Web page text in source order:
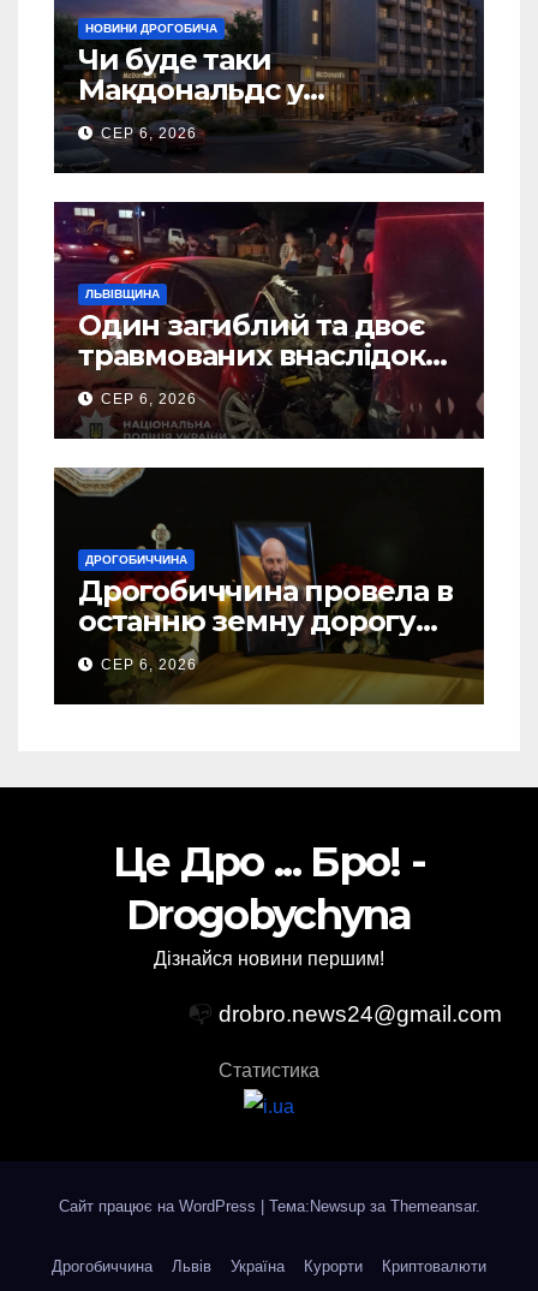
НОВИНИ ДРОГОБИЧА
Чи буде таки
Макдональдс у
Дрогобичі? (Фото)
СЕР 6, 2026
ЛЬВІВЩИНА
Один загиблий та двоє
травмованих внаслідок
ДТП на Самбірщині
СЕР 6, 2026
ДРОГОБИЧЧИНА
Дрогобиччина провела в
останню земну дорогу
свого Захисника – Олега
Торського
СЕР 6, 2026
Це Дро ... Бро! -
Drogobychyna
Дізнайся новини першим!
📭 drobro.news24@gmail.com
Статистика
Сайт працює на WordPress Тема:Newsup за Themeansar.
Дрогобиччина Львів Україна Курорти Криптовалюти